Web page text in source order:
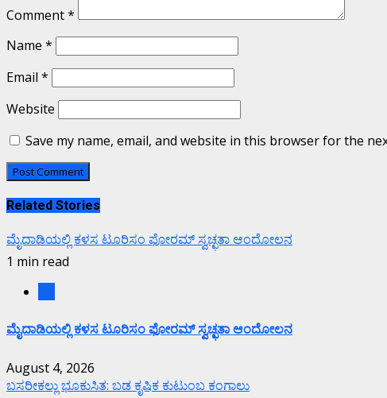
Comment*
Name *
Email *
Website
Save my name, email, and website in this browser for the
Related Stories
ಮೈದಾಡಿಯಲ್ಲಿ ಕಳಸ ಟೂರಿಸಂ ಫೋರಮ್ ಸ್ವಚ್ಛತಾ ಆಂದೋಲನ
1 min read
ಮೈದಾಡಿಯಲ್ಲಿ ಕಳಸ ಟೂರಿಸಂ ಫೋರಮ್ ಸ್ವಚ್ಛತಾ ಆಂದೋಲನ
August 4, 2026
ಬಸರೀಕಲ್ಲು ಭೂಕುಸಿತ: ಬಡ ಕೃಷಿಕ ಕುಟುಂಬ ಕಂಗಾಲು